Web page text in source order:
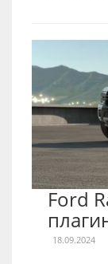
Ford
18.09.2024